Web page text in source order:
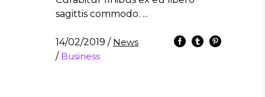
sagittis commodo.
14/02/2019 / News
/ Business